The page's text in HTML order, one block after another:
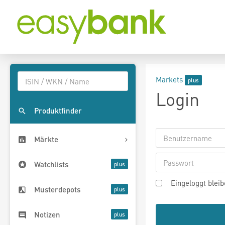
Produktfinder
Märkte
Watchlists
Musterdepots
Notizen
Markets
Login
Eingeloggt